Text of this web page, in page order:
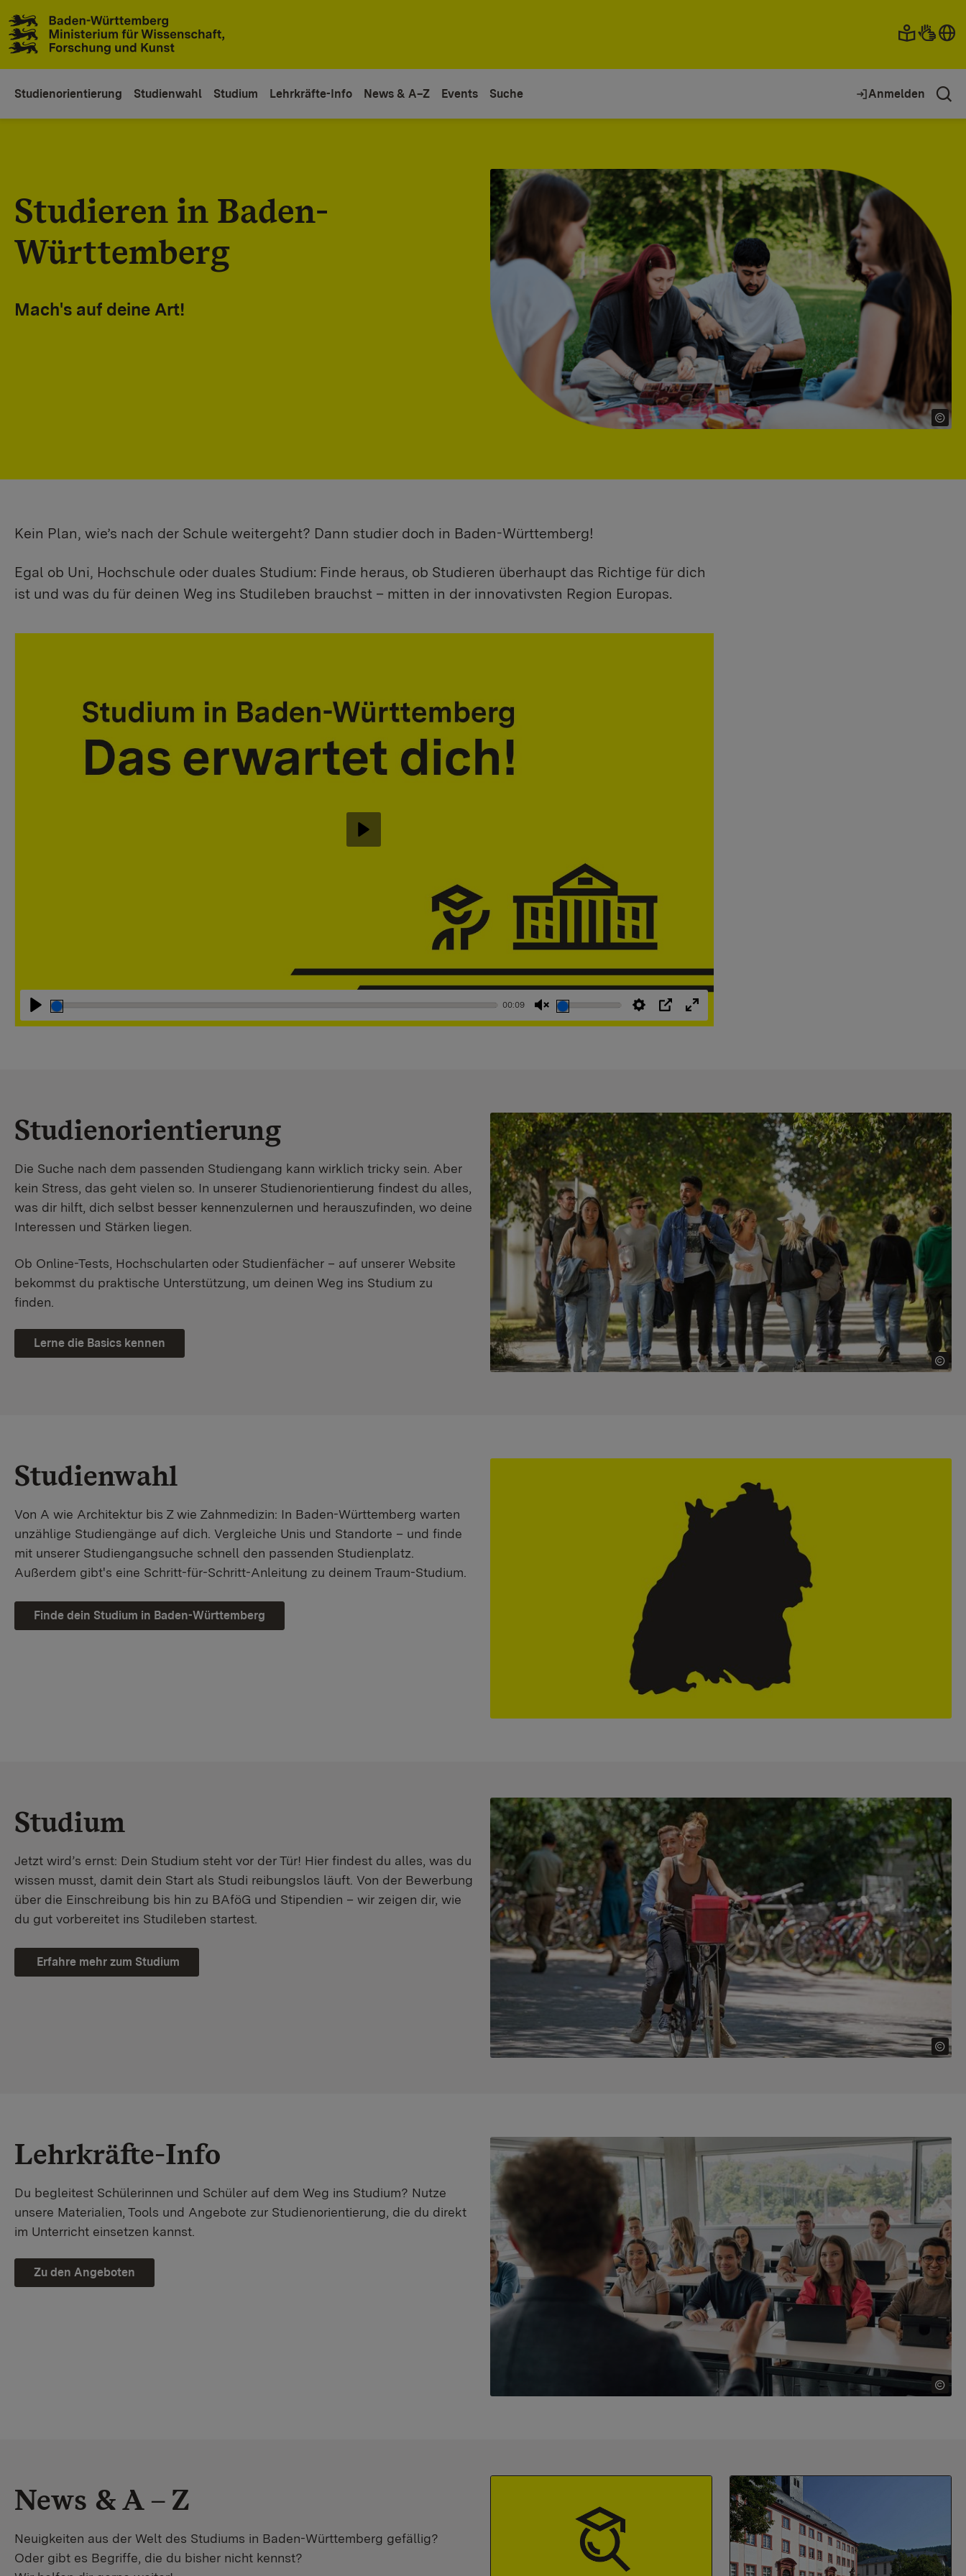
Studienorientierung Studienwahl Studium Lehrkräfte-Info News & A–Z Events Suche Anmelden
Studieren in Baden-
Württemberg
Mach's auf deine Art!
Kein Plan, wie’s nach der Schule weitergeht? Dann studier doch in Baden-Württemberg!
Egal ob Uni, Hochschule oder duales Studium: Finde heraus, ob Studieren überhaupt das Richtige für dich
ist und was du für deinen Weg ins Studileben brauchst – mitten in der innovativsten Region Europas.
Abspielen
00:09
StummschaltungEinstellungen
PIP Vollbild
Abspielen
Studienorientierung
Die Suche nach dem passenden Studiengang kann wirklich tricky sein. Aber
kein Stress, das geht vielen so. In unserer Studienorientierung findest du alles,
was dir hilft, dich selbst besser kennenzulernen und herauszufinden, wo deine
Interessen und Stärken liegen.
Ob Online-Tests, Hochschularten oder Studienfächer – auf unserer Website
bekommst du praktische Unterstützung, um deinen Weg ins Studium zu
finden.
Lerne die Basics kennen
Studienwahl
Von A wie Architektur bis Z wie Zahnmedizin: In Baden-Württemberg warten
unzählige Studiengänge auf dich. Vergleiche Unis und Standorte – und finde
mit unserer Studiengangsuche schnell den passenden Studienplatz.
Außerdem gibt's eine Schritt-für-Schritt-Anleitung zu deinem Traum-Studium.
Finde dein Studium in Baden-Württemberg
Studium
Jetzt wird’s ernst: Dein Studium steht vor der Tür! Hier findest du alles, was du
wissen musst, damit dein Start als Studi reibungslos läuft. Von der Bewerbung
über die Einschreibung bis hin zu BAföG und Stipendien – wir zeigen dir, wie
du gut vorbereitet ins Studileben startest.
Erfahre mehr zum Studium
Lehrkräfte-Info
Du begleitest Schülerinnen und Schüler auf dem Weg ins Studium? Nutze
unsere Materialien, Tools und Angebote zur Studienorientierung, die du direkt
im Unterricht einsetzen kannst.
Zu den Angeboten
News & A – Z
Neuigkeiten aus der Welt des Studiums in Baden-Württemberg gefällig?
Oder gibt es Begriffe, die du bisher nicht kennst?